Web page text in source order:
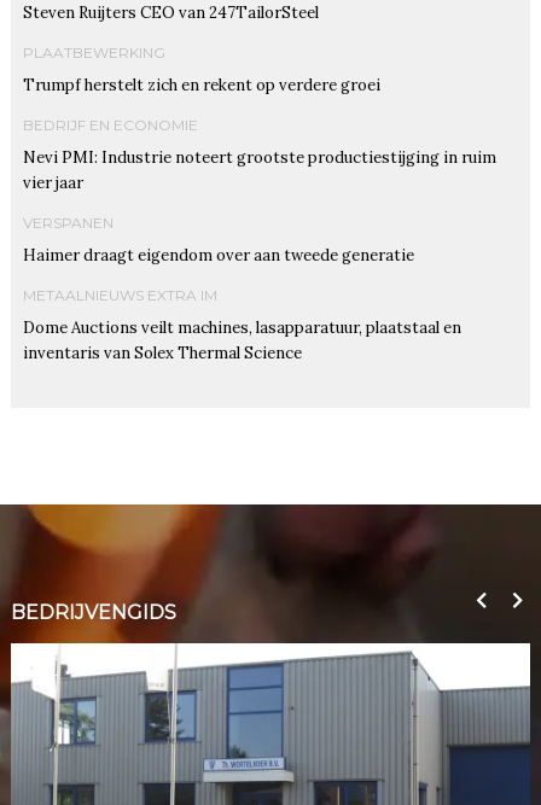
Steven Ruijters CEO van 247TailorSteel
PLAATBEWERKING
Trumpf herstelt zich en rekent op verdere groei
BEDRIJF EN ECONOMIE
Nevi PMI: Industrie noteert grootste productiestijging in ruim
vier jaar
VERSPANEN
Haimer draagt eigendom over aan tweede generatie
METAALNIEUWS EXTRA IM
Dome Auctions veilt machines, lasapparatuur, plaatstaal en
inventaris van Solex Thermal Science
BEDRIJVENGIDS